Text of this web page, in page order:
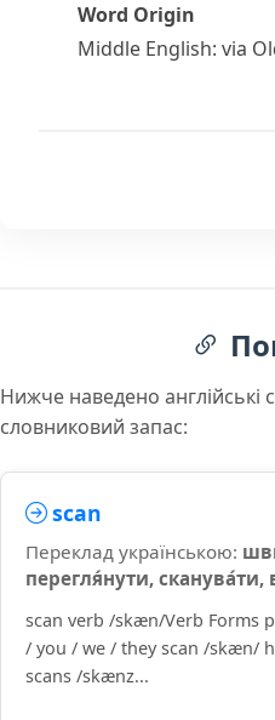
Word Origin
Middle English: via
Нижче наведено англійські
словниковий запас:
scan
Переклад українською:
перегля́нути, сканува́ти,
scan verb /skæn/Verb Forms
/ you / we / they scan /skæn/
scans /skænz...